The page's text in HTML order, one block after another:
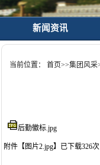
新闻资讯
当前位置： 首页>>集团风采
后勤徽标.jpg
附件【图片2.jpg】 已下载326次